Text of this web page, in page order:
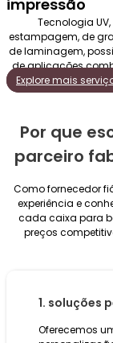
impressão
Tecnologia
estampagem, de
de laminagem,
de aplicações
Explore mais
Por que
parceiro
Como fornecedor
experiência e
cada caixa para
preços
1. soluções
Oferecemos